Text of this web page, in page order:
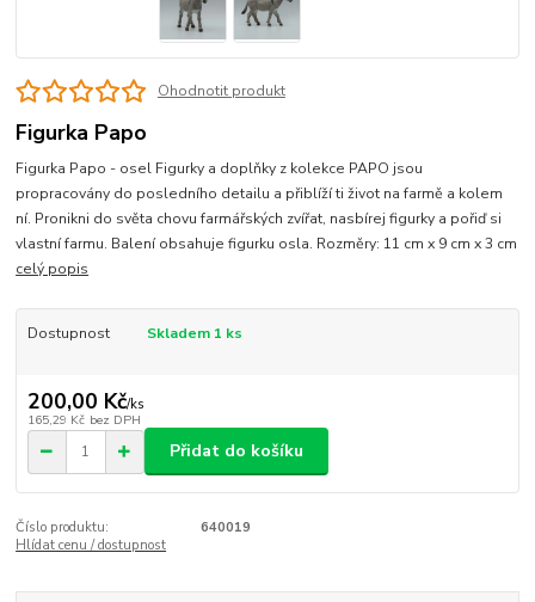
Ohodnotit produkt
Figurka Papo
Figurka Papo - osel Figurky a doplňky z kolekce PAPO jsou
propracovány do posledního detailu a přiblíží ti život na farmě a kolem
ní. Pronikni do světa chovu farmářských zvířat, nasbírej figurky a pořiď si
vlastní farmu. Balení obsahuje figurku osla. Rozměry: 11 cm x 9 cm x 3 cm
celý popis
Dostupnost Skladem 1 ks
200,00 Kč/ks
165,29 Kč bez DPH
Přidat do košíku
Číslo produktu:
640019
Hlídat cenu / dostupnost